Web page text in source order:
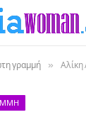
γραμμή » Αλίκη Αρβανιτίδη: Η